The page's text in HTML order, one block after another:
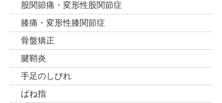
股関節痛・変形性股関節症
膝痛・変形性膝関節症
骨盤矯正
腱鞘炎
手足のしびれ
ばね指